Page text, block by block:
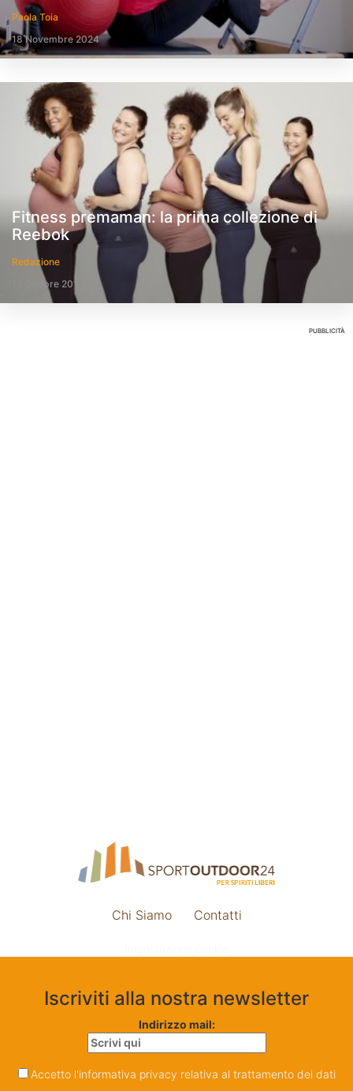
Paola Toia
18 Novembre 2024
Fitness premaman: la prima collezione di
Reebok
Redazione
15 Ottobre 2019
PUBBLICITÀ
Chi Siamo Contatti
Iscriviti alla nostra newsletter
Indirizzo mail:
Accetto l'informativa privacy relativa al trattamento dei dati